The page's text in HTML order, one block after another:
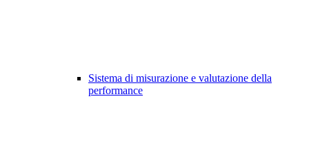
Sistema di misurazione e valutazione della
performance